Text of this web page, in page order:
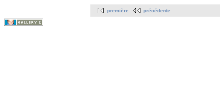
première précédente